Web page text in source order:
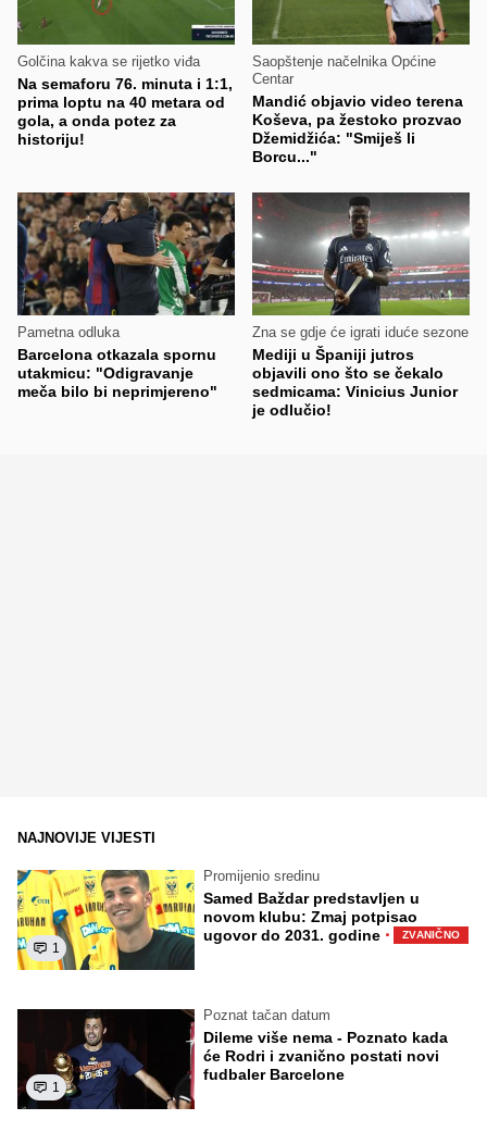
Golčina kakva se rijetko viđa
Na semaforu 76. minuta i 1:1,
prima loptu na 40 metara od
gola, a onda potez za
historiju!
Saopštenje načelnika Općine
Centar
Mandić objavio video terena
Koševa, pa žestoko prozvao
Džemidžića: "Smiješ li
Borcu..."
Pametna odluka
Barcelona otkazala spornu
utakmicu: "Odigravanje
meča bilo bi neprimjereno"
Zna se gdje će igrati iduće sezone
Mediji u Španiji jutros
objavili ono što se čekalo
sedmicama: Vinicius Junior
je odlučio!
NAJNOVIJE VIJESTI
1
Promijenio sredinu
Samed Baždar predstavljen u
novom klubu: Zmaj potpisao
ugovor do 2031. godine · ZVANIČNO
1
Poznat tačan datum
Dileme više nema - Poznato kada
će Rodri i zvanično postati novi
fudbaler Barcelone